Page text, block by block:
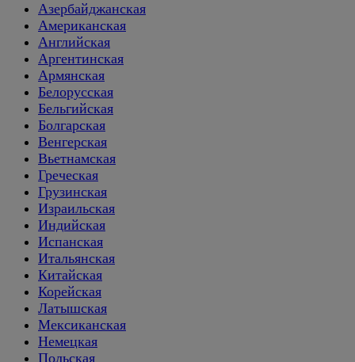
Азербайджанская
Американская
Английская
Аргентинская
Армянская
Белорусская
Бельгийская
Болгарская
Венгерская
Вьетнамская
Греческая
Грузинская
Израильская
Индийская
Испанская
Итальянская
Китайская
Корейская
Латышская
Мексиканская
Немецкая
Польская